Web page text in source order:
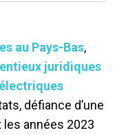
au Pays-Bas,
juridiques
défiance d’une
années 2023